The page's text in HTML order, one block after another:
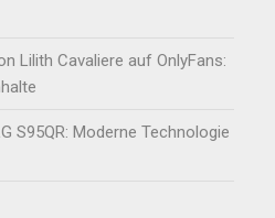
Lilith Cavaliere auf OnlyFans:
S95QR: Moderne Technologie